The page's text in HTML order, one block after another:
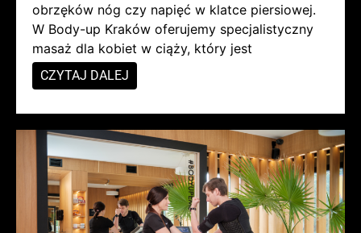
obrzęków nóg czy napięć w klatce piersiowej.
W Body-up Kraków oferujemy specjalistyczny
masaż dla kobiet w ciąży, który jest
CZYTAJ DALEJ